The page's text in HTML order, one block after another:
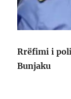
Rrëfimi i
Bunjaku